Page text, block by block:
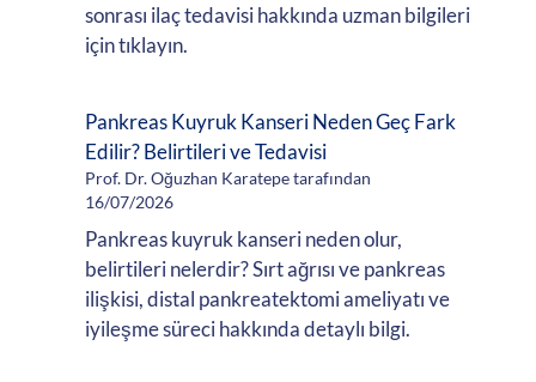
sonrası ilaç tedavisi hakkında uzman bilgileri
için tıklayın.
Pankreas Kuyruk Kanseri Neden Geç Fark
Edilir? Belirtileri ve Tedavisi
Prof. Dr. Oğuzhan Karatepe tarafından
16/07/2026
Pankreas kuyruk kanseri neden olur,
belirtileri nelerdir? Sırt ağrısı ve pankreas
ilişkisi, distal pankreatektomi ameliyatı ve
iyileşme süreci hakkında detaylı bilgi.